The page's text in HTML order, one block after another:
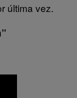
última vez.